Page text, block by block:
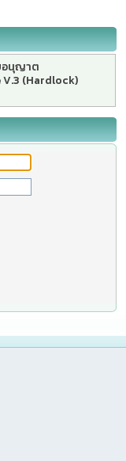
อนุญาต
(Hardlock)